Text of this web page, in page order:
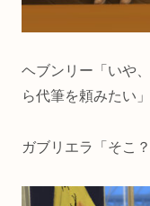
ヘブンリー「いや
ら代筆を頼みたい」
ガブリエラ「そこ？